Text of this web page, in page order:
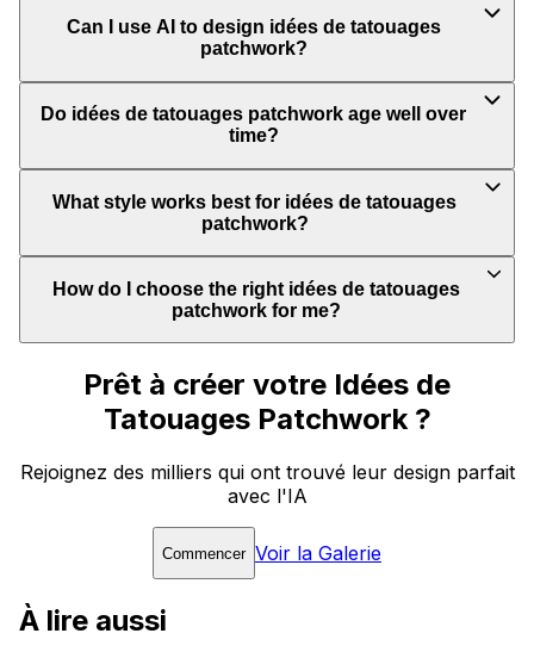
Can I use AI to design idées de tatouages
patchwork?
Do idées de tatouages patchwork age well over
time?
What style works best for idées de tatouages
patchwork?
How do I choose the right idées de tatouages
patchwork for me?
Prêt à créer votre Idées de
Tatouages Patchwork ?
Rejoignez des milliers qui ont trouvé leur design parfait
avec l'IA
Commencer Voir la Galerie
À lire aussi